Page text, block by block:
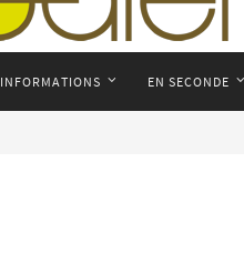
INFORMATIONS EN SECONDE